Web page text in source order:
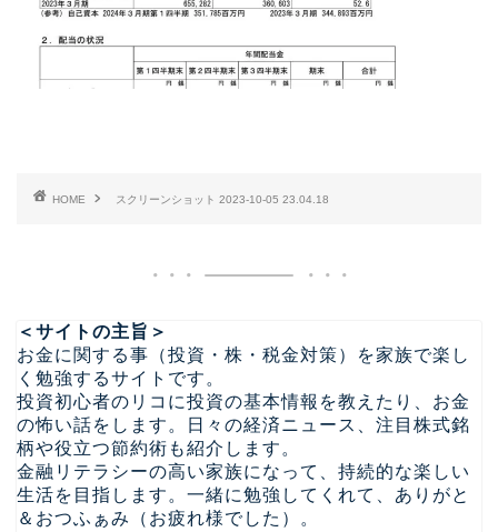
HOME スクリーンショット 2023-10-05 23.04.18
＜サイトの主旨＞
お金に関する事（投資・株・税金対策）を家族で楽し
く勉強するサイトです。
投資初心者のリコに投資の基本情報を教えたり、お金
の怖い話をします。日々の経済ニュース、注目株式銘
柄や役立つ節約術も紹介します。
金融リテラシーの高い家族になって、持続的な楽しい
生活を目指します。一緒に勉強してくれて、ありがと
＆おつふぁみ（お疲れ様でした）。